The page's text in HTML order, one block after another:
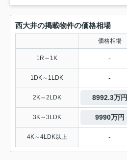
西大井の掲載物件の価格相場
価格相場
1R～1K -
1DK～1LDK -
2K～2LDK 8992.3万円
3K～3LDK 9990万円
4K～4LDK以上 -